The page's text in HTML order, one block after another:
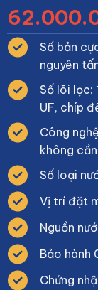
Số bản
nguyên
Số lõi lọc:
UF, chíp
Công
không
Số loại
Vị trí đặt
Nguồn
Bảo hành
Chứng